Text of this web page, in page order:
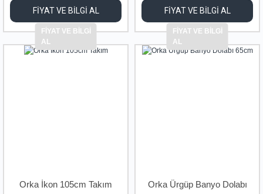
FİYAT VE BİLGİ AL
FİYAT VE BİLGİ
AL
FİYAT VE BİLGİ AL
FİYAT VE BİLGİ
AL
Orka İkon 105cm Takım
Orka Ürgüp Banyo Dolabı